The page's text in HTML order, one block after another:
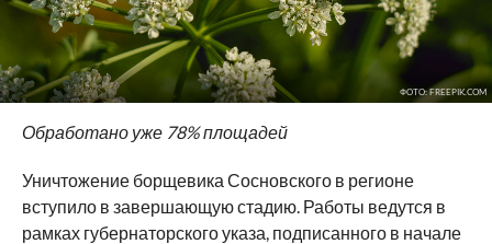
ФОТО: FREEPIK.COM
Обработано уже 78% площадей
Уничтожение борщевика Сосновского в регионе
вступило в завершающую стадию. Работы ведутся в
рамках губернаторского указа, подписанного в начале